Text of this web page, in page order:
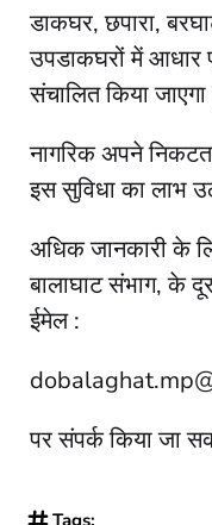
डाकघर, छपारा,
उपडाकघरों में आधार
संचालित किया
नागरिक अपने
इस सुविधा का लाभ
अधिक जानकारी के
बालाघाट संभाग, के
ईमेल :
पर संपर्क किया जा